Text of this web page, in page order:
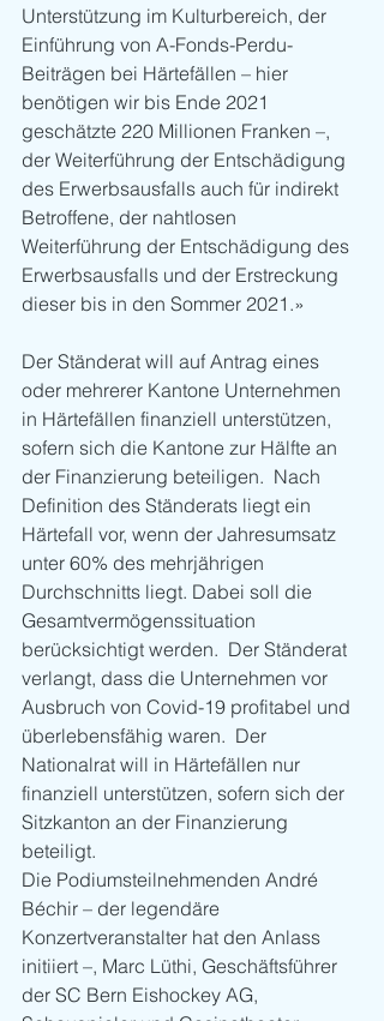
Unterstützung im Kulturbereich, der
Einführung von A-Fonds-Perdu-
Beiträgen bei Härtefällen – hier
benötigen wir bis Ende 2021
geschätzte 220 Millionen Franken –,
der Weiterführung der Entschädigung
des Erwerbsausfalls auch für indirekt
Betroffene, der nahtlosen
Weiterführung der Entschädigung des
Erwerbsausfalls und der Erstreckung
dieser bis in den Sommer 2021.»
Der Ständerat will auf Antrag eines
oder mehrerer Kantone Unternehmen
in Härtefällen finanziell unterstützen,
sofern sich die Kantone zur Hälfte an
der Finanzierung beteiligen.  Nach
Definition des Ständerats liegt ein
Härtefall vor, wenn der Jahresumsatz
unter 60% des mehrjährigen
Durchschnitts liegt. Dabei soll die
Gesamtvermögenssituation
berücksichtigt werden.  Der Ständerat
verlangt, dass die Unternehmen vor
Ausbruch von Covid-19 profitabel und
überlebensfähig waren.  Der
Nationalrat will in Härtefällen nur
finanziell unterstützen, sofern sich der
Sitzkanton an der Finanzierung
beteiligt.
Die Podiumsteilnehmenden André
Béchir – der legendäre
Konzertveranstalter hat den Anlass
initiiert –, Marc Lüthi, Geschäftsführer
der SC Bern Eishockey AG,